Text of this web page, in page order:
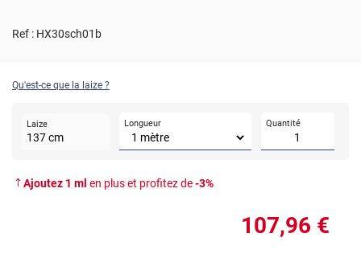
Ref : HX30sch01b
Qu'est-ce que la laize ?
Laize
137cm
Longueur Quantité
Ajoutez 1 ml en plus et profitez de-3%
107,96 €